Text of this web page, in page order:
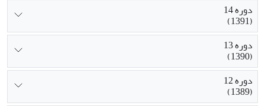
دوره 14
(1391)
دوره 13
(1390)
دوره 12
(1389)